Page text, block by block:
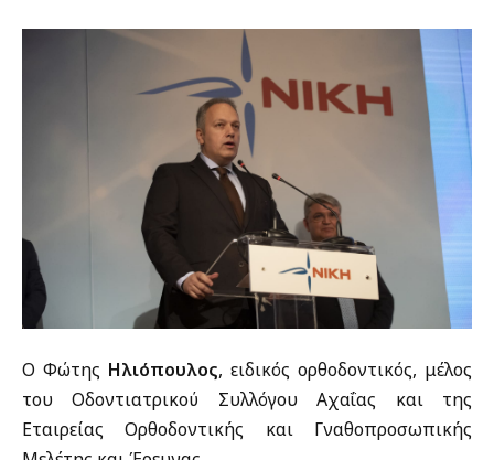
Ο Φώτης Ηλιόπουλος, ειδικός ορθοδοντικός, μέλος
του Οδοντιατρικού Συλλόγου Αχαΐας και της
Εταιρείας Ορθοδοντικής και Γναθοπροσωπικής